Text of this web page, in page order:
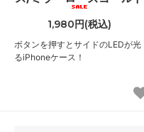
1,980円(税込)
ボタンを押すとサイドのLEDが光
るiPhoneケース！